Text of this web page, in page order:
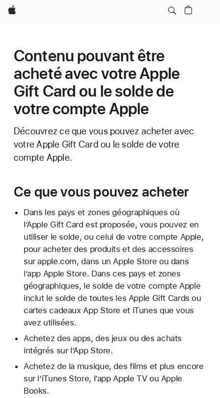
Apple
Contenu pouvant être
acheté avec votre Apple
Gift Card ou le solde de
votre compte Apple
Découvrez ce que vous pouvez acheter avec
votre Apple Gift Card ou le solde de votre
compte Apple.
Ce que vous pouvez acheter
Dans les pays et zones géographiques où
l’Apple Gift Card est proposée, vous pouvez en
utiliser le solde, ou celui de votre compte Apple,
pour acheter des produits et des accessoires
sur apple.com, dans un Apple Store ou dans
l’app Apple Store. Dans ces pays et zones
géographiques, le solde de votre compte Apple
inclut le solde de toutes les Apple Gift Cards ou
cartes cadeaux App Store et iTunes que vous
avez utilisées.
Achetez des apps, des jeux ou des achats
intégrés sur l’App Store.
Achetez de la musique, des films et plus encore
sur l’iTunes Store, l’app Apple TV ou Apple
Books.